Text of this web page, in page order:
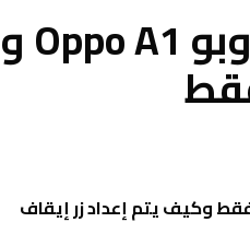
كيفية إيقاف تشغيل هاتف اوبو Oppo A1 و